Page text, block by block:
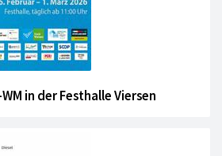
in der Festhalle Viersen